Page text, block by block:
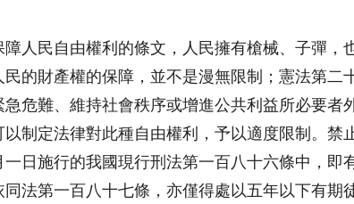
人民自由權利的條文，人民擁有槍械、子彈
的財產權的保障，並不是漫無限制；憲法第
危難、維持社會秩序或增進公共利益所必要
制定法律對此種自由權利，予以適度限制。
一日 施行的我國現行刑法第一百八十六條中，即
法第一百八十七條，亦僅得處以五年以下有